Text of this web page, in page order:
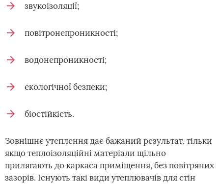
звукоізоляції;
повітронепроникності;
водонепроникності;
екологічної безпеки;
біостійкість.
Зовнішнє утеплення дає бажаний результат, тільки
якщо теплоізоляційні матеріали щільно
прилягають до каркаса приміщення, без повітряних
зазорів. Існують такі види утеплювачів для стін